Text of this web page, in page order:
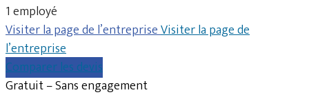
1 employé
Visiter la page de l’entrepriseVisiter la page de
l’entreprise
Comparer les devis
Gratuit – Sans engagement